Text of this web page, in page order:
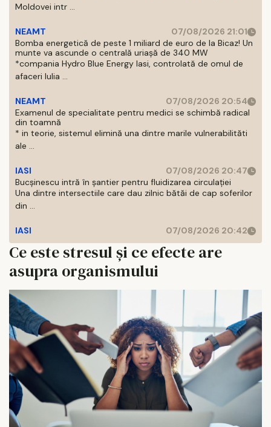
Moldovei intr ...
NEAMT
07/08/2026 21:01
Bomba energetică de peste 1 miliard de euro de la Bicaz! Un
munte va ascunde o centrală uriașă de 340 MW
*compania Hydro Blue Energy Iasi, controlată de omul de
afaceri Iulia ...
NEAMT
07/08/2026 20:54
Examenul de specialitate pentru medici se schimbă radical
din toamnă
* in teorie, sistemul elimină una dintre marile vulnerabilităti
ale ...
IASI
07/08/2026 20:47
Bucșinescu intră în șantier pentru fluidizarea circulației
Una dintre intersectiile care dau zilnic bătăi de cap soferilor
din ...
IASI 07/08/2026 20:42
Ce este stresul și ce efecte are
asupra organismului